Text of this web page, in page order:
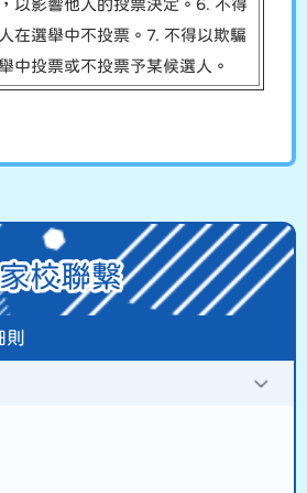
以影響他人的投票決定。6. 不得
在選舉中不投票。7. 不得以欺騙
中投票或不投票予某候選人。
家校聯繫